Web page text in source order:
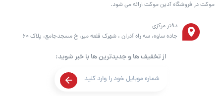
موکت در فروشگاه آدین موکت ارائه می شود.
دفتر مرکزی
جاده ساوه، سه راه آدران ، شهرک قلعه میر، خ مسجدجامع، پلاک 60
از تخفیف ها و جدیدترین ها با خبر شوید: